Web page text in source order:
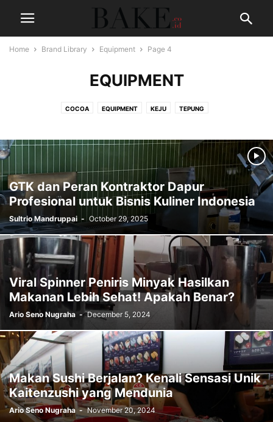
Home Brand Library Equipment Page 4
EQUIPMENT
COCOA EQUIPMENT KEJU TEPUNG
GTK dan Peran Kontraktor Dapur
Profesional untuk Bisnis Kuliner Indonesia
Sultrio Mandruppai - October 29, 2025
Viral Spinner Peniris Minyak Hasilkan
Makanan Lebih Sehat! Apakah Benar?
Ario Seno Nugraha - December 5, 2024
Makan Sushi Berjalan? Kenali Sensasi Unik
Kaitenzushi yang Mendunia
Ario Seno Nugraha - November 20, 2024